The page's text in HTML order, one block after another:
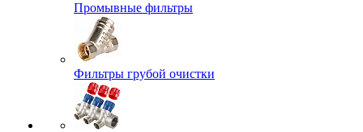
Промывные фильтры
Фильтры грубой очистки